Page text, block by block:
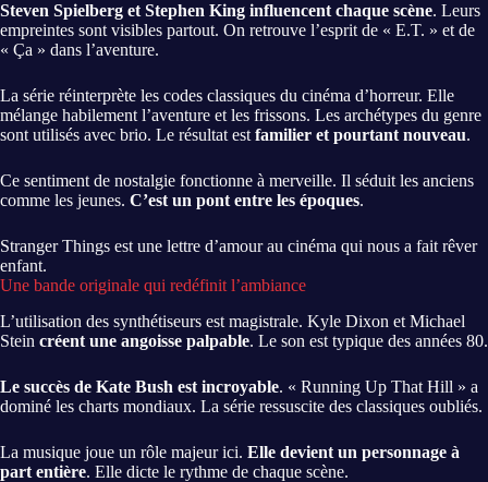
Steven Spielberg et Stephen King influencent chaque scène. Leurs
empreintes sont visibles partout. On retrouve l’esprit de « E.T. » et de
« Ça » dans l’aventure.
La série réinterprète les codes classiques du cinéma d’horreur. Elle
mélange habilement l’aventure et les frissons. Les archétypes du genre
sont utilisés avec brio. Le résultat est familier et pourtant nouveau.
Ce sentiment de nostalgie fonctionne à merveille. Il séduit les anciens
comme les jeunes. C’est un pont entre les époques.
Stranger Things est une lettre d’amour au cinéma qui nous a fait rêver
enfant.
Une bande originale qui redéfinit l’ambiance
L’utilisation des synthétiseurs est magistrale. Kyle Dixon et Michael
Stein créent une angoisse palpable. Le son est typique des années 80.
Le succès de Kate Bush est incroyable. « Running Up That Hill » a
dominé les charts mondiaux. La série ressuscite des classiques oubliés.
La musique joue un rôle majeur ici. Elle devient un personnage à
part entière. Elle dicte le rythme de chaque scène.